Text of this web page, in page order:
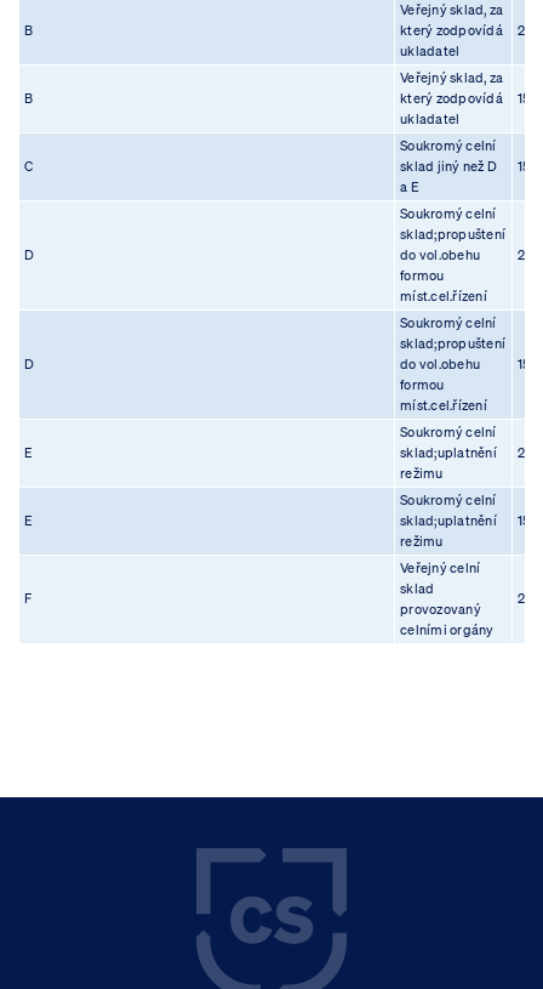
B
Veřejný sklad, za
který zodpovídá
ukladatel
B
Veřejný sklad, za
který zodpovídá
ukladatel
C
Soukromý celní
sklad jiný než D
a E
D
Soukromý celní
sklad;propuštení
do vol.obehu
formou
míst.cel.řízení
D
Soukromý celní
sklad;propuštení
do vol.obehu
formou
míst.cel.řízení
E
Soukromý celní
sklad;uplatnění
režimu
E
Soukromý celní
sklad;uplatnění
režimu
F
Veřejný celní
sklad
provozovaný
celními orgány